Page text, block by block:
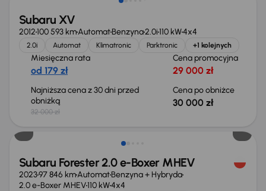
Subaru XV
2012100 593 kmAutomatBenzyna2.0i110 kW4x4
2.0i Automat Klimatronic Parktronic +1 kolejnych
Miesięczna rata
od 179 zł
Cena promocyjna
29 000 zł
Najniższa cena z 30 dni przed
obniżką
32 000 zł
Cena po obniżce
30 000 zł
Taniej o 2 000 zł
Subaru Forester 2.0 e-Boxer MHEV
202397 846 kmAutomatBenzyna + Hybryda
2.0 e-Boxer MHEV110 kW4x4